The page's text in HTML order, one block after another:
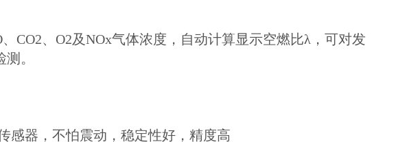
CO2、O2及NOx气体浓度，自动计算显示空燃比λ，可对发
。
感器，不怕震动，稳定性好，精度高